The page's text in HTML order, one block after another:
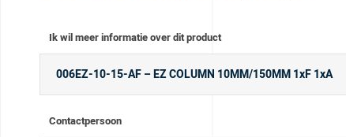
Ik wil meer informatie over dit product
Contactpersoon